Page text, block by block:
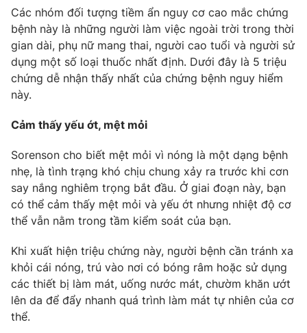
Phim VTV
Hậu trường
Nhân vật
Khán giả
Giải sao mai
Giải trí
Điện ảnh
Âm nhạc
Sao
Đời sống
Du lịch
Giáo dục
Tuyển sinh
Học trực tuyến
Hitech Công nghệ tương lai
Sản phẩm
Thị trường
Tư vấn
Giao lưu trực tuyến
Lịch phát sóng
Chuyên mục khác
Emagazine Podcast
Các nhóm đối tượng tiềm ẩn nguy cơ cao mắc chứng
bệnh này là những người làm việc ngoài trời trong thời
gian dài, phụ nữ mang thai, người cao tuổi và người sử
dụng một số loại thuốc nhất định. Dưới đây là 5 triệu
chứng dễ nhận thấy nhất của chứng bệnh nguy hiểm
này.
Cảm thấy yếu ớt, mệt mỏi
Sorenson cho biết mệt mỏi vì nóng là một dạng bệnh
nhẹ, là tình trạng khó chịu chung xảy ra trước khi cơn
say nắng nghiêm trọng bắt đầu. Ở giai đoạn này, bạn
có thể cảm thấy mệt mỏi và yếu ớt nhưng nhiệt độ cơ
thể vẫn nằm trong tầm kiểm soát của bạn.
Khi xuất hiện triệu chứng này, người bệnh cần tránh xa
khỏi cái nóng, trú vào nơi có bóng râm hoặc sử dụng
các thiết bị làm mát, uống nước mát, chườm khăn ướt
lên da để đẩy nhanh quá trình làm mát tự nhiên của cơ
thể.